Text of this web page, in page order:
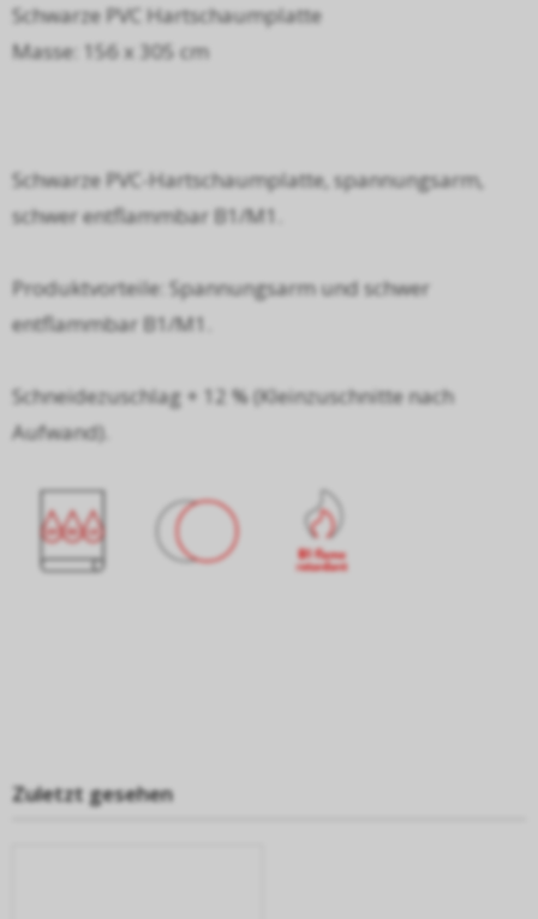
Schwarze PVC Hartschaumplatte
Masse: 156 x 305 cm
Schwarze PVC-Hartschaumplatte, spannungsarm,
schwer entflammbar B1/M1.
Produktvorteile: Spannungsarm und schwer
entflammbar B1/M1.
Schneidezuschlag + 12 % (Kleinzuschnitte nach
Aufwand).
Zuletzt gesehen